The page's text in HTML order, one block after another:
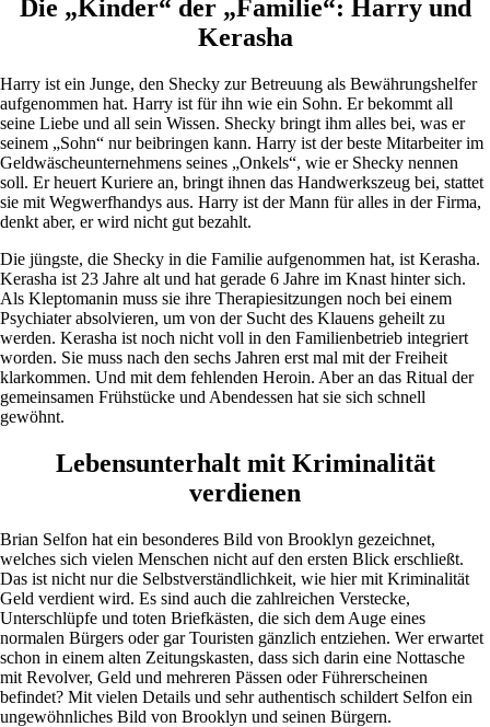
Die „Kinder“ der „Familie“: Harry und
Kerasha
Harry ist ein Junge, den Shecky zur Betreuung als Bewährungshelfer
aufgenommen hat. Harry ist für ihn wie ein Sohn. Er bekommt all
seine Liebe und all sein Wissen. Shecky bringt ihm alles bei, was er
seinem „Sohn“ nur beibringen kann. Harry ist der beste Mitarbeiter im
Geldwäscheunternehmens seines „Onkels“, wie er Shecky nennen
soll. Er heuert Kuriere an, bringt ihnen das Handwerkszeug bei, stattet
sie mit Wegwerfhandys aus. Harry ist der Mann für alles in der Firma,
denkt aber, er wird nicht gut bezahlt.
Die jüngste, die Shecky in die Familie aufgenommen hat, ist Kerasha.
Kerasha ist 23 Jahre alt und hat gerade 6 Jahre im Knast hinter sich.
Als Kleptomanin muss sie ihre Therapiesitzungen noch bei einem
Psychiater absolvieren, um von der Sucht des Klauens geheilt zu
werden. Kerasha ist noch nicht voll in den Familienbetrieb integriert
worden. Sie muss nach den sechs Jahren erst mal mit der Freiheit
klarkommen. Und mit dem fehlenden Heroin. Aber an das Ritual der
gemeinsamen Frühstücke und Abendessen hat sie sich schnell
gewöhnt.
Lebensunterhalt mit Kriminalität
verdienen
Brian Selfon hat ein besonderes Bild von Brooklyn gezeichnet,
welches sich vielen Menschen nicht auf den ersten Blick erschließt.
Das ist nicht nur die Selbstverständlichkeit, wie hier mit Kriminalität
Geld verdient wird. Es sind auch die zahlreichen Verstecke,
Unterschlüpfe und toten Briefkästen, die sich dem Auge eines
normalen Bürgers oder gar Touristen gänzlich entziehen. Wer erwartet
schon in einem alten Zeitungskasten, dass sich darin eine Nottasche
mit Revolver, Geld und mehreren Pässen oder Führerscheinen
befindet? Mit vielen Details und sehr authentisch schildert Selfon ein
ungewöhnliches Bild von Brooklyn und seinen Bürgern.